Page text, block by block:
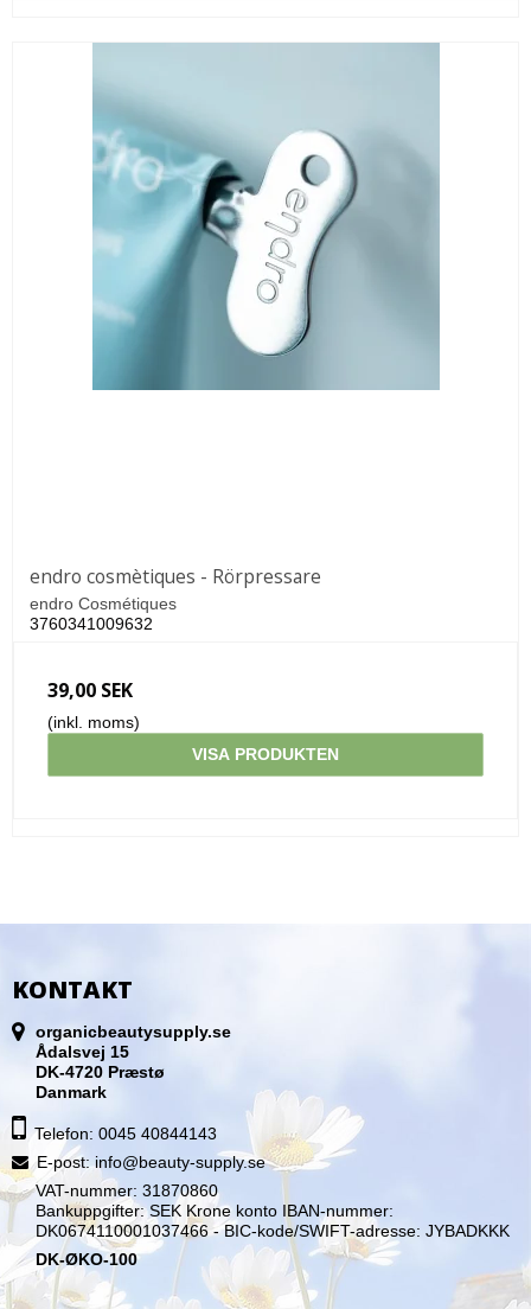
endro cosmètiques - Rörpressare
endro Cosmétiques
3760341009632
39,00 SEK
(inkl. moms)
VISA PRODUKTEN
KONTAKT
organicbeautysupply.se
Ådalsvej 15
DK-4720 Præstø
Danmark
Telefon: 0045 40844143
E-post: info@beauty-supply.se
VAT-nummer: 31870860
Bankuppgifter: SEK Krone konto IBAN-nummer:
DK0674110001037466 - BIC-kode/SWIFT-adresse: JYBADKKK
DK-ØKO-100